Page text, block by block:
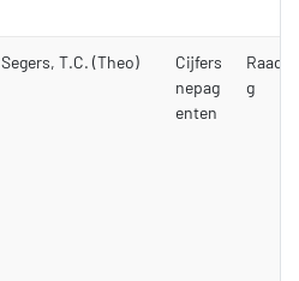
Segers, T.C. (Theo)
Cijfers
nepag
enten
g